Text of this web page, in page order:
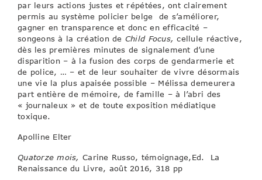
par leurs actions justes et répétées, ont clairement
permis au système policier belge de s’améliorer,
gagner en transparence et donc en efficacité –
songeons à la création de Child Focus, cellule réactive,
dès les premières minutes de signalement d’une
disparition – à la fusion des corps de gendarmerie et
de police, … – et de leur souhaiter de vivre désormais
une vie la plus apaisée possible – Mélissa demeurera
part entière de mémoire, de famille – à l’abri des
« journaleux » et de toute exposition médiatique
toxique.
Apolline Elter
Quatorze mois, Carine Russo, témoignage,Ed. La
Renaissance du Livre, août 2016, 318 pp